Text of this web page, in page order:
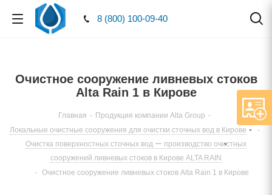
8 (800) 100-09-40
Очистное сооружение ливневых стоков
Alta Rain 1 в Кирове
Главная - Продукция компании Alta Group -
Локальные очистные сооружения для очистки сточных вод в Кирове
-
Очистка поверхностных сточных вод ー производство очистных
сооружений ливневых стоков в Кирове ALTA RAIN
-
Очистное сооружение ливневых стоков Alta Rain 1 в Кирове